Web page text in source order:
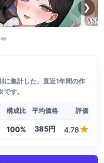
❯
に集計した、直近1年間の作
す。
構成比 平均価格 評価（★
100% 385円 4.78